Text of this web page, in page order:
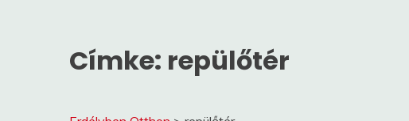
Címke: repülőtér